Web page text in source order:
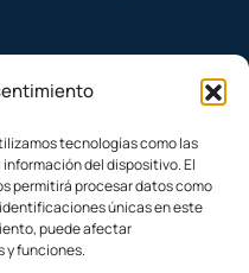
tecnologías como las
del dispositivo. El
permitirá procesar datos como
únicas en este
puede afectar
funciones.